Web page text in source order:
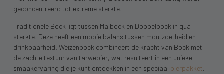
geconcentreerd tot extreme sterkte.
Traditionele Bock ligt tussen Maibock en Doppelbock in qua
sterkte. Deze heeft een mooie balans tussen moutzoetheid en
drinkbaarheid. Weizenbock combineert de kracht van Bock met
de zachte textuur van tarwebier, wat resulteert in een unieke
smaakervaring die je kunt ontdekken in een speciaal bierpakket